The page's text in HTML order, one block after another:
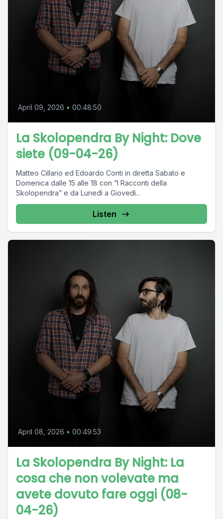
April 09, 2026 • 00:48:50
La Skolopendra By Night: Dove
siete (09-04-26)
Matteo Cillario ed Edoardo Conti in diretta Sabato e
Domenica dalle 15 alle 18 con “I Racconti della
Skolopendra” e da Lunedì a Giovedì...
Listen
April 08, 2026 • 00:49:53
La Skolopendra By Night: La
cosa che non volevate ma
avete dovuto fare oggi (08-
04-26)